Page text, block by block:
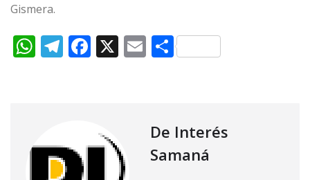
Gismera.
W
p
T
m
F
b
o
X E C
ar
ti
De Interés
Samaná